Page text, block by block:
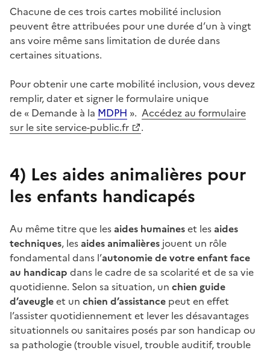
Chacune de ces trois cartes mobilité inclusion
peuvent être attribuées pour une durée d’un à vingt
ans voire même sans limitation de durée dans
certaines situations.
Pour obtenir une carte mobilité inclusion, vous devez
remplir, dater et signer le formulaire unique
de « Demande à la MDPH ». Accédez au formulaire
sur le site service-public.fr
.
4) Les aides animalières pour
les enfants handicapés
Au même titre que lesaides humaineset lesaides
techniques, lesaides animalières jouent un rôle
fondamental dans l’autonomie de votre enfantface
au handicap dans le cadre de sa scolarité et de sa vie
quotidienne. Selon sa situation, un chien guide
d’aveugleet un chien d’assistance peut en effet
l’assister quotidiennement et lever les désavantages
situationnels ou sanitaires posés par son handicap ou
sa pathologie (trouble visuel, trouble auditif, trouble